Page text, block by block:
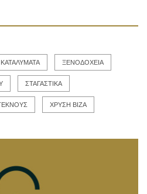
ΚΑΤΑΛΥΜΑΤΑ ΞΕΝΟΔΟΧΕΙΑ
ΣΤΑΓΑΣΤΙΚΑ
ΧΡΥΣΗ ΒΙΖΑ